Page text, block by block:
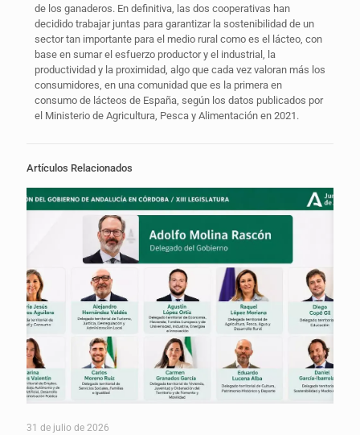
de los ganaderos. En definitiva, las dos cooperativas han
decidido trabajar juntas para garantizar la sostenibilidad de un
sector tan importante para el medio rural como es el lácteo, con
base en sumar el esfuerzo productor y el industrial, la
productividad y la proximidad, algo que cada vez valoran más los
consumidores, en una comunidad que es la primera en
consumo de lácteos de España, según los datos publicados por
el Ministerio de Agricultura, Pesca y Alimentación en 2021.
Artículos Relacionados
31 de julio de 2026